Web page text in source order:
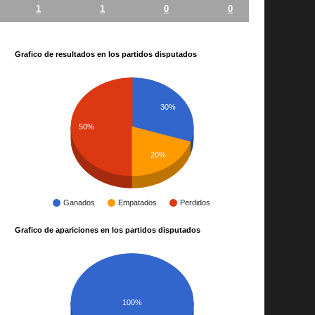
1 1 0 0
Grafico de resultados en los partidos disputados
Ganados Empatados Perdidos
30%
50%
20%
Grafico de apariciones en los partidos disputados
100%